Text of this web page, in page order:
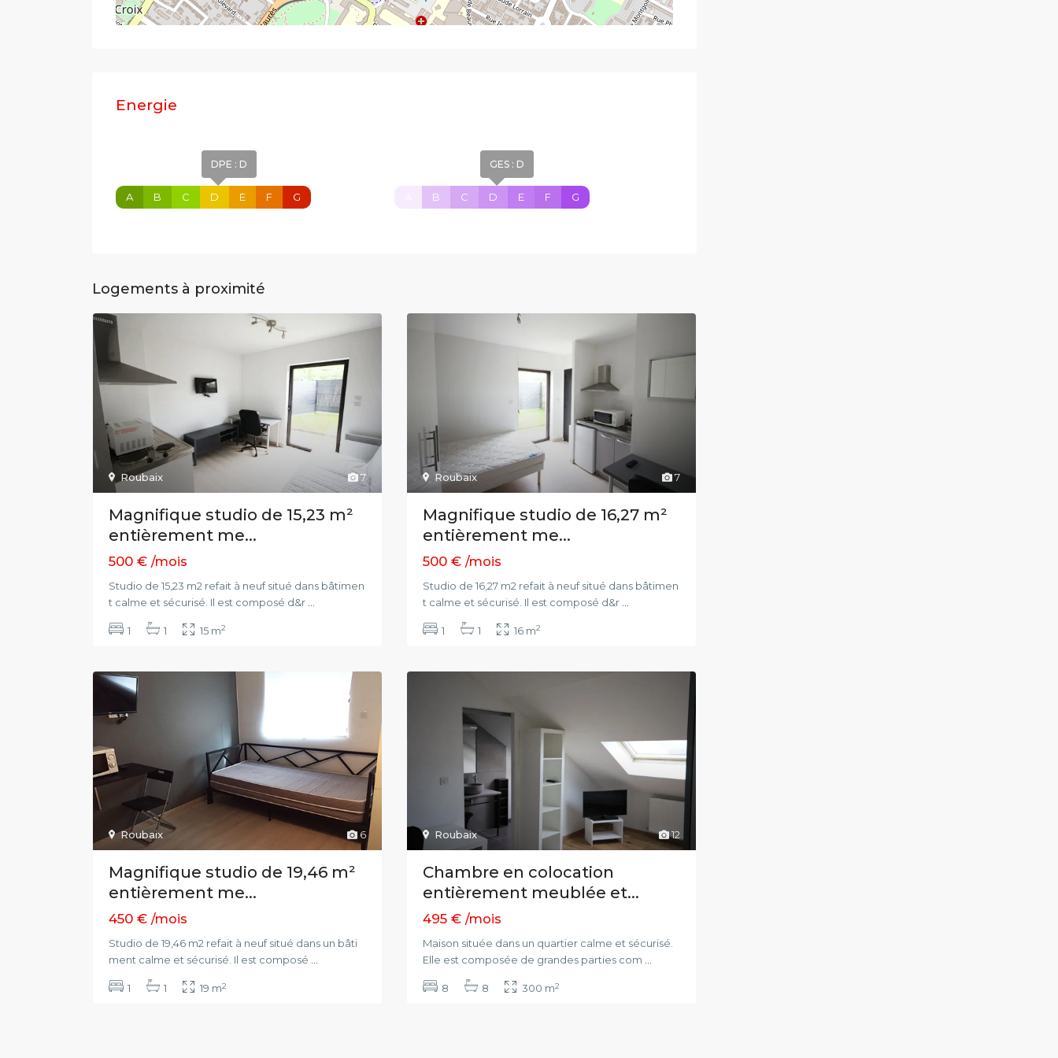
Energie
A B C
DPE : D
D E F G B C
GES : D
D E F G
Logements à proximité
7
Roubaix
Magnifique studio de 15,23 m²
entièrement me...
500 € /mois
Studio de 15,23 m2 refait à neuf situé dans bâtimen
t calme et sécurisé. Il est composé d&r
1 1 15 m2
7
Roubaix
Magnifique studio de 16,27 m²
entièrement me...
500 € /mois
Studio de 16,27 m2 refait à neuf situé dans bâtimen
t calme et sécurisé. Il est composé d&r
1 1 16 m2
6
Roubaix
Magnifique studio de 19,46 m²
entièrement me...
450 € /mois
Studio de 19,46 m2 refait à neuf situé dans un bâti
ment calme et sécurisé. Il est composé ...
1 1 19 m2
12
Roubaix
Chambre en colocation
entièrement meublée et...
495 € /mois
Maison située dans un quartier calme et sécurisé.
Elle est composée de grandes parties com ...
8 8 300 m2